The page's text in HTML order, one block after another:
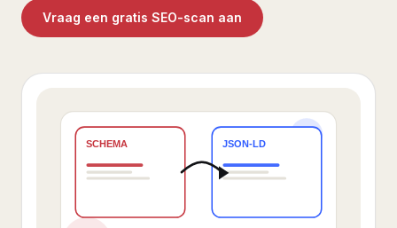
Vraag een gratis SEO-scan aan